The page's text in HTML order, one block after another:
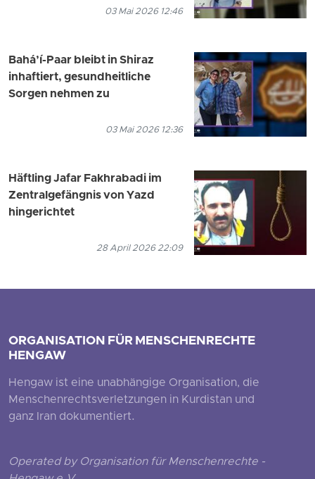
03 Mai 2026 12:46
Bahá’í-Paar bleibt in Shiraz
inhaftiert, gesundheitliche
Sorgen nehmen zu
03 Mai 2026 12:36
Häftling Jafar Fakhrabadi im
Zentralgefängnis von Yazd
hingerichtet
28 April 2026 22:09
ORGANISATION FÜR MENSCHENRECHTE
HENGAW
Hengaw ist eine unabhängige Organisation, die
Menschenrechtsverletzungen in Kurdistan und
ganz Iran dokumentiert.
Operated by Organisation für Menschenrechte -